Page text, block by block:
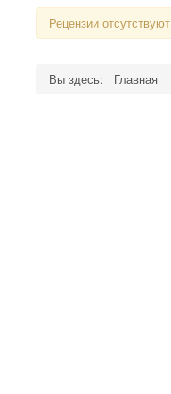
Рецензии отсутствуют
Вы здесь: Главная